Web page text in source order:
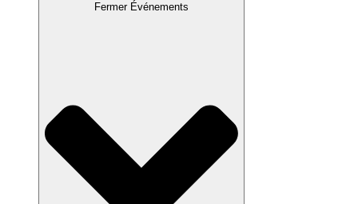
Fermer Événements